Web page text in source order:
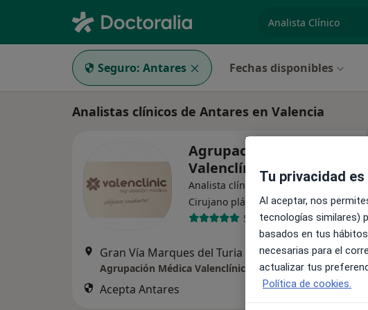
especialidad,
Seguro: Antares Fechas disponibles
Analistas clínicos de Antares en Valencia
Agrupación Médica
Valenclínic
Analista clínico, Cardiólogo,
Cirujano plástico·Ver más
597 opiniones
Gran Vía Marques del Turia ,11, Valencia •Mapa
Agrupación Médica Valenclínic
Acepta Antares
Tu privacidad
Al aceptar, nos
tecnologías similares)
basados en tus
necesarias para el
actualizar tus
Política de cookies.